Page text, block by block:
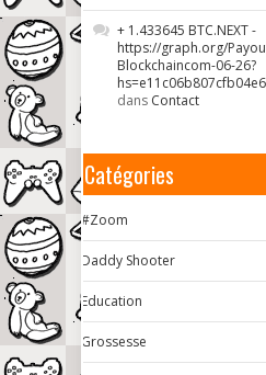
+ 1.433645 BTC.NEXT -
https://graph.org/
Blockchaincom-06-26?
dans Contact
Catégories
#Zoom
Daddy Shooter
Education
Grossesse